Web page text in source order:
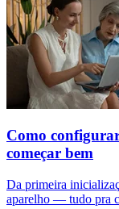
Como
começar bem
Da primeira
aparelho — tudo pra